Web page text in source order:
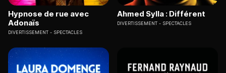
Hypnose de rue avec
Adonaïs
DIVERTISSEMENT SPECTACLES
Ahmed Sylla : Différent
DIVERTISSEMENT SPECTACLES